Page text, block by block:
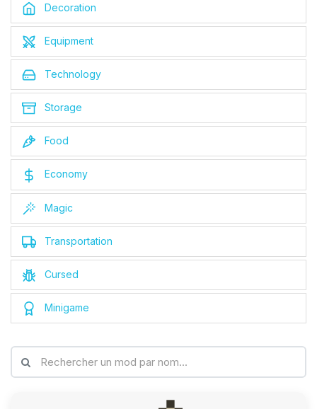
Decoration
Equipment
Technology
Storage
Food
Economy
Magic
Transportation
Cursed
Minigame